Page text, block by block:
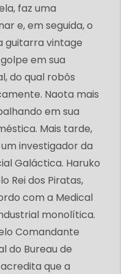
faz uma
e, em seguida, o
guitarra vintage
em sua
do qual robôs
Naota mais
em sua
Mais tarde,
investigador da
Galáctica. Haruko
Rei dos Piratas,
com a Medical
monolítica.
Comandante
do Bureau de
que a